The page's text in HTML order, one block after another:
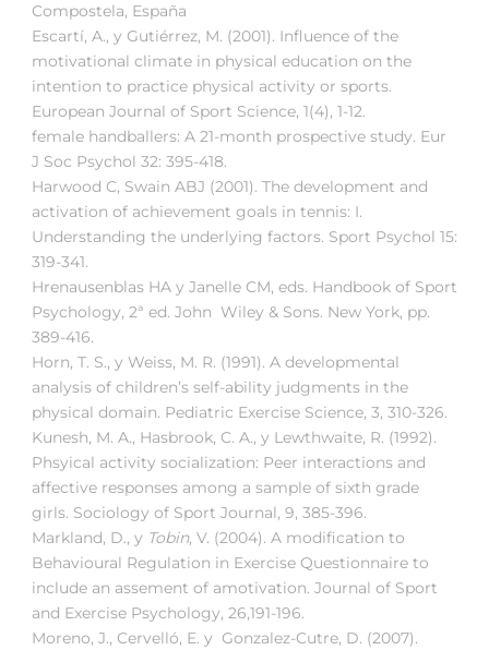
Compostela, España
Escartí, A., y Gutiérrez, M. (2001). Influence of the
motivational climate in physical education on the
intention to practice physical activity or sports.
European Journal of Sport Science, 1(4), 1-12.
female handballers: A 21-month prospective study. Eur
J Soc Psychol 32: 395-418.
Harwood C, Swain ABJ (2001). The development and
activation of achievement goals in tennis: I.
Understanding the underlying factors. Sport Psychol 15:
319-341.
Hrenausenblas HA y Janelle CM, eds. Handbook of Sport
Psychology, 2ª ed. John Wiley & Sons. New York, pp.
389-416.
Horn, T. S., y Weiss, M. R. (1991). A developmental
analysis of children’s self-ability judgments in the
physical domain. Pediatric Exercise Science, 3, 310-326.
Kunesh, M. A., Hasbrook, C. A., y Lewthwaite, R. (1992).
Phsyical activity socialization: Peer interactions and
affective responses among a sample of sixth grade
girls. Sociology of Sport Journal, 9, 385-396.
Markland, D., y Tobin, V. (2004). A modification to
Behavioural Regulation in Exercise Questionnaire to
include an assement of amotivation. Journal of Sport
and Exercise Psychology, 26,191-196.
Moreno, J., Cervelló, E. y Gonzalez-Cutre, D. (2007).